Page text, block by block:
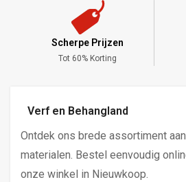
Scherpe Prijzen
Tot 60% Korting
Verf en Behangland
Ontdek ons brede assortiment
materialen. Bestel eenvoudig
onze winkel in Nieuwkoop.